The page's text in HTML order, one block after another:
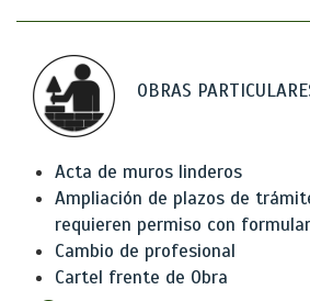
OBRAS
Acta de muros linderos
Ampliación de plazos de
requieren permiso con
Cambio de profesional
Cartel frente de Obra